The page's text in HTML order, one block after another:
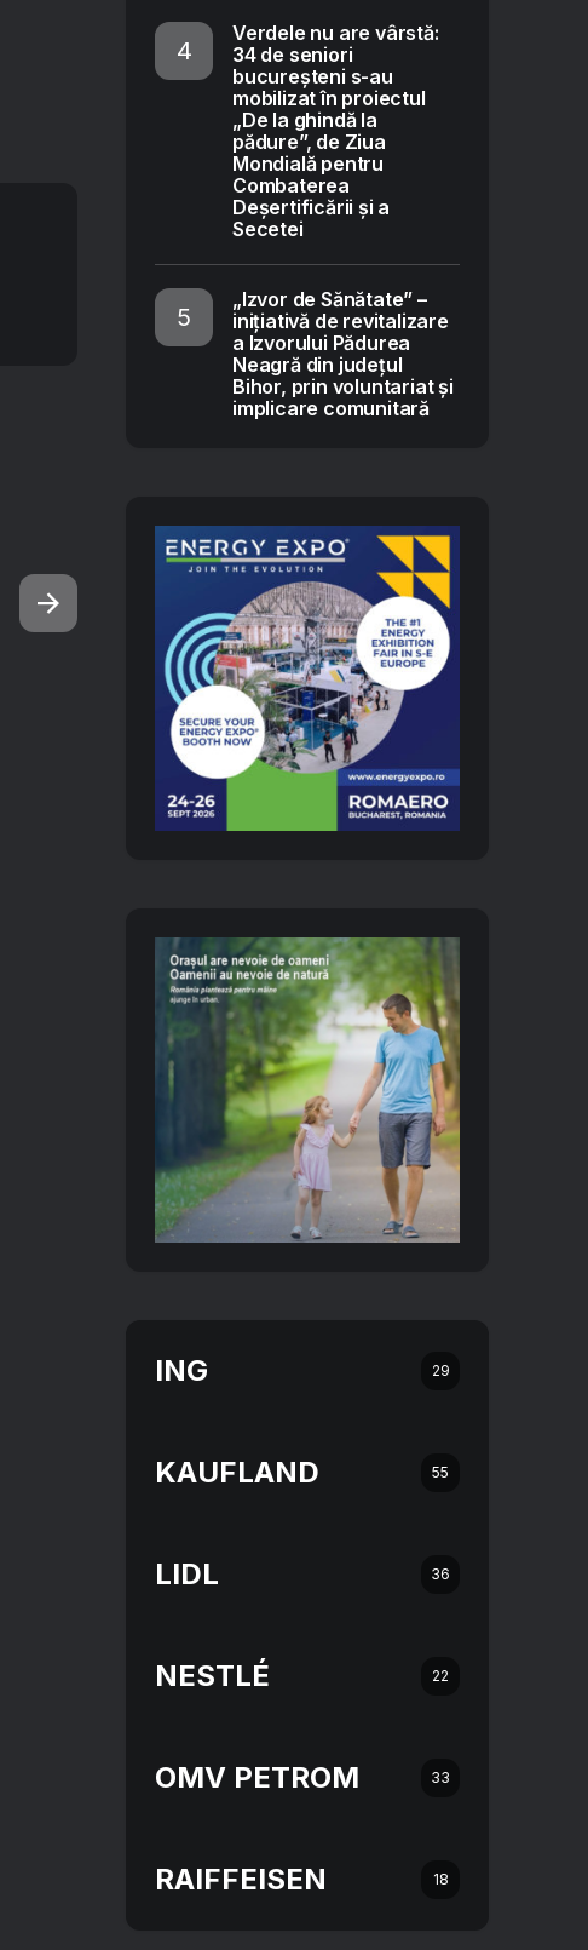
Verdele nu are vârstă:
34 de seniori
bucureșteni s-au
mobilizat în proiectul
„De la ghindă la
pădure”, de Ziua
Mondială pentru
Combaterea
Deșertificării și a
Secetei
„Izvor de Sănătate” –
inițiativă de revitalizare
a Izvorului Pădurea
Neagră din județul
Bihor, prin voluntariat și
implicare comunitară
ING 29
KAUFLAND 55
LIDL 36
NESTLÉ 22
OMV PETROM 33
RAIFFEISEN 18